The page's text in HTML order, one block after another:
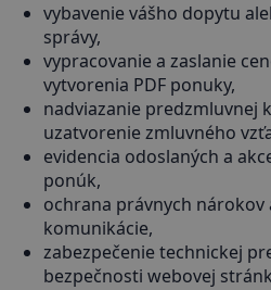
vybavenie vášho dopytu
správy,
vypracovanie a zaslanie
vytvorenia PDF ponuky,
nadviazanie predzmluvnej
uzatvorenie zmluvného
evidencia odoslaných a
ponúk,
ochrana právnych nárokov
komunikácie,
zabezpečenie technickej
bezpečnosti webovej